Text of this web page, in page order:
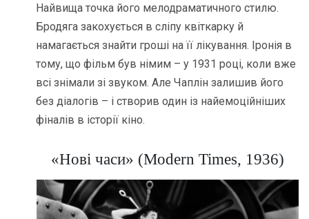
Найвища точка його мелодраматичного стилю.
Бродяга закохується в сліпу квіткарку й
намагається знайти гроші на її лікування. Іронія в
тому, що фільм був німим – у 1931 році, коли вже
всі знімали зі звуком. Але Чаплін залишив його
без діалогів – і створив один із найемоційніших
фіналів в історії кіно.
«Нові часи» (Modern Times, 1936)